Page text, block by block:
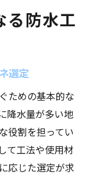
パネ特性
コンパネ選
ンパネの特
チェック方
ンパネの関係
ンパネ性能
る防水工
選定
ための基本的な
降水量が多い地
役割を担ってい
て工法や使用材
応じた選定が求